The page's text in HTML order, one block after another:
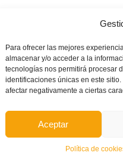
Para ofrecer las mejores
almacenar y/o acceder a la
tecnologías nos permitirá procesar
identificaciones únicas en este
afectar negativamente a ciertas
Aceptar
Política de
Circular nº. 36, Subsanación errores
las Circulares 32 y 33